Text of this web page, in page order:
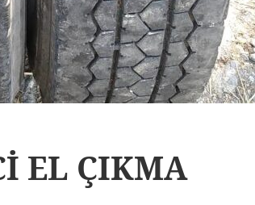
EL ÇIKMA